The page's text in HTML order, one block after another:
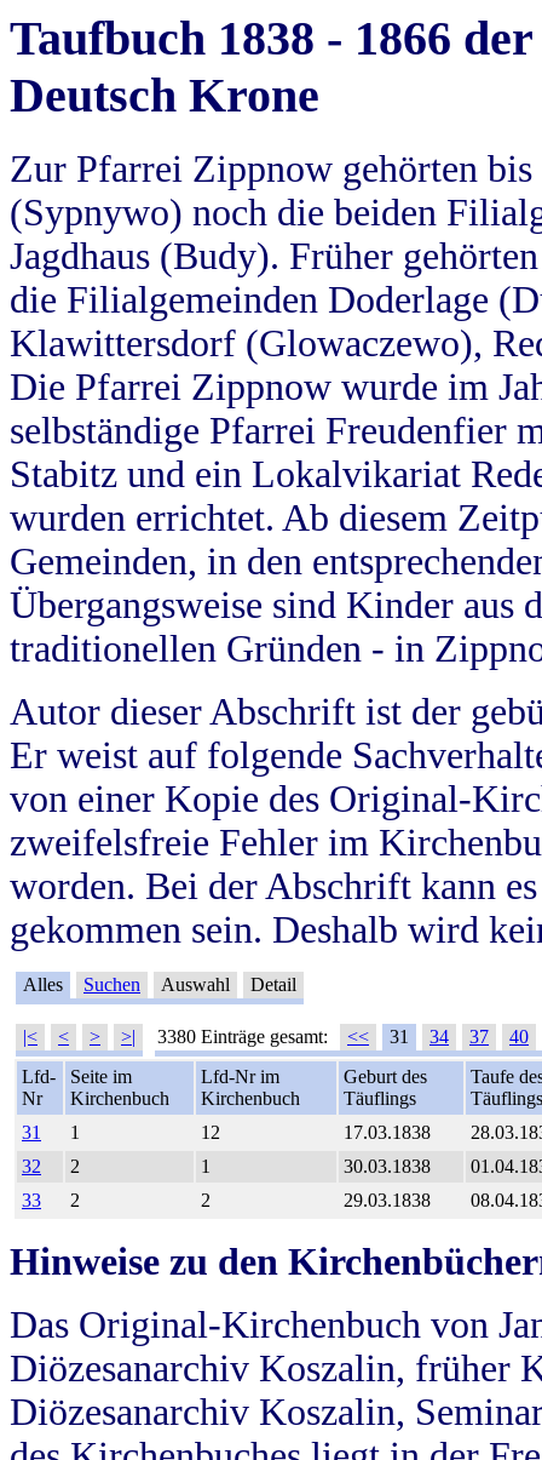
Taufbuch 1838 - 1866
Deutsch Krone
Zur Pfarrei Zippnow gehörten
(Sypnywo) noch die beiden
Jagdhaus (Budy). Früher
die Filialgemeinden Doderlage
Klawittersdorf (Glowaczewo),
Die Pfarrei Zippnow wurde im
selbständige Pfarrei Freudenfier
Stabitz und ein Lokalvikariat
wurden errichtet. Ab diesem
Gemeinden, in den
Übergangsweise sind Kinder aus
traditionellen Gründen - in
Autor dieser Abschrift ist der
Er weist auf folgende
von einer Kopie des Original-
zweifelsfreie Fehler im
worden. Bei der Abschrift kann
gekommen sein. Deshalb wird
Alles Suchen Auswahl Detail
|< < > >| 3380 Einträge gesamt: << 31 34 37
40
Lfd-
Nr
Seite im
Kirchenbuch
Lfd-Nr im
Kirchenbuch
Geburt des
Täuflings
Taufe
Täuflings
31
1 12 17.03.1838
32
2 1 30.03.1838
33
2 2 29.03.1838
Hinweise zu den
Das Original-Kirchenbuch von
Diözesanarchiv Koszalin, früher
Diözesanarchiv Koszalin,